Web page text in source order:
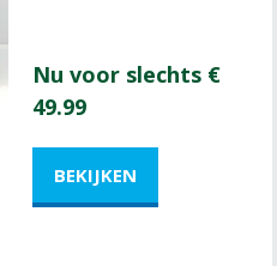
Nu voor slechts €
49.99